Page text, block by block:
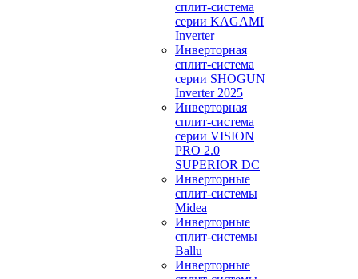
сплит-система
серии KAGAMI
Inverter
Инверторная
сплит-система
серии SHOGUN
Inverter 2025
Инверторная
сплит-система
серии VISION
PRO 2.0
SUPERIOR DC
Инверторные
сплит-системы
Midea
Инверторные
сплит-системы
Ballu
Инверторные